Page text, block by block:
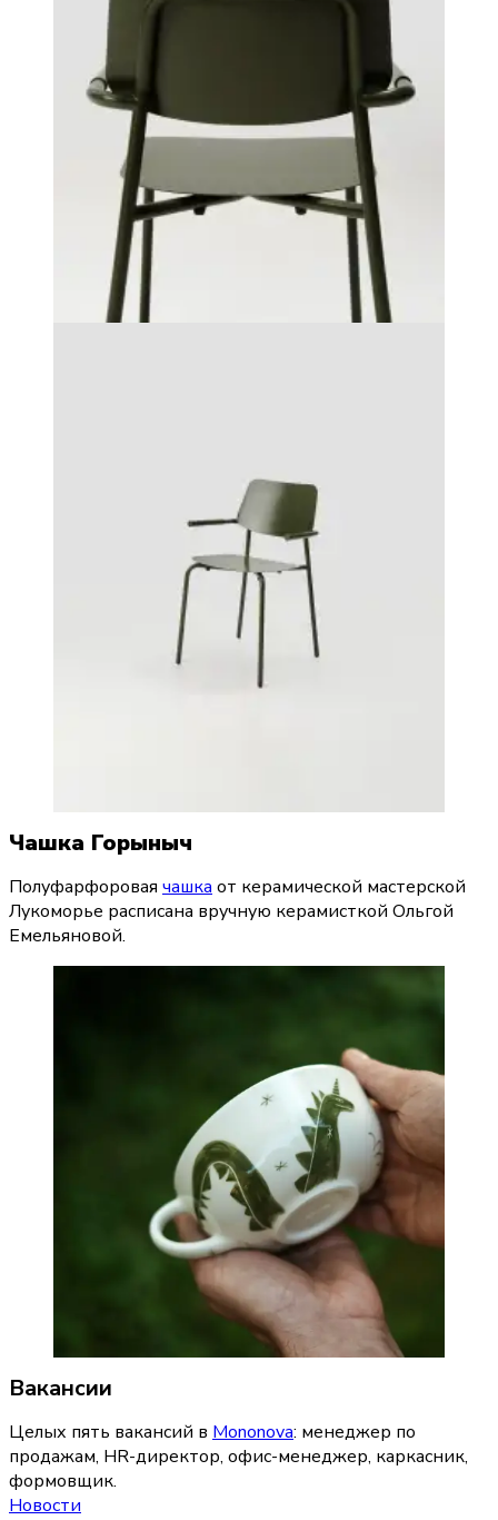
Чашка Горыныч
Полуфарфоровая чашка от керамической мастерской
Лукоморье расписана вручную керамисткой Ольгой
Емельяновой.
Вакансии
Целых пять вакансий в Mononova: менеджер по
продажам, HR-директор, офис-менеджер, каркасник,
формовщик.
Новости